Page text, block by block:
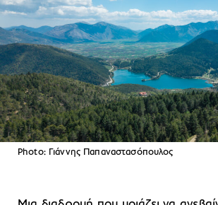
Photo: Γιάννης Παπαναστασόπουλος